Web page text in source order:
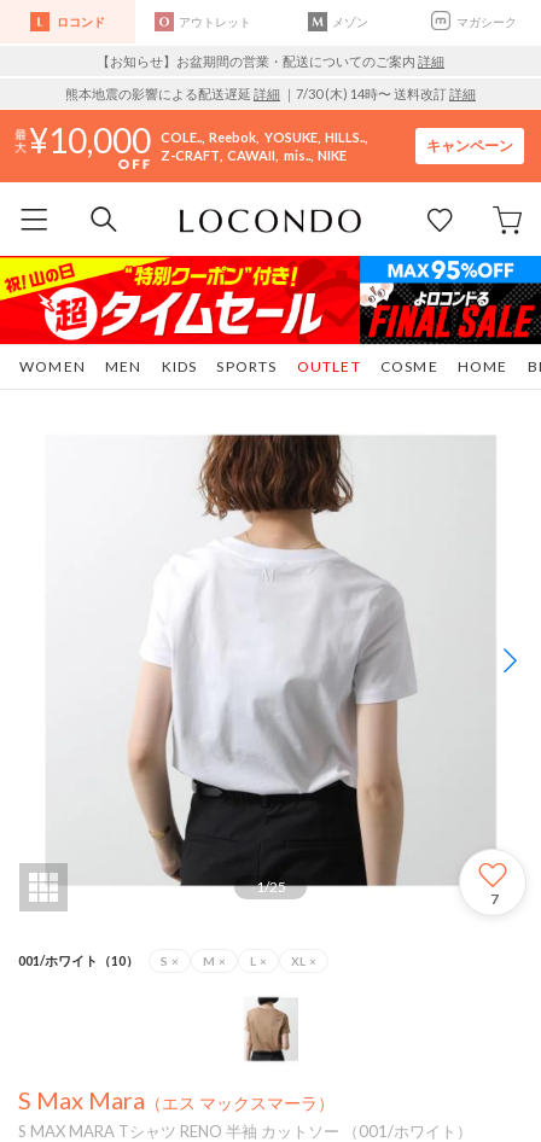
ロコンド アウトレット メゾン マガシーク
【お知らせ】お盆期間の営業・配送についてのご案内 詳細
熊本地震の影響による配送遅延 詳細 ｜7/30 (木) 14時〜 送料改訂詳細
10,000 COLE.. Reebok YOSUKE HILLS..
Z-CRAFT CAWAII mis.. NIKE
キャンペーン
WOMEN MEN KIDS SPORTS COSME HOME
OUTLET
1/25
7
001/ホワイト（10） S × M × L × XL ×
S Max Mara （エス マックスマーラ）
S MAX MARA Tシャツ RENO 半袖 カットソー （001/ホワイト）